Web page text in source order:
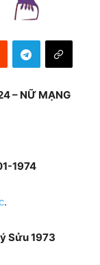
– NỮ MẠNG
1974
.
Sửu 1973